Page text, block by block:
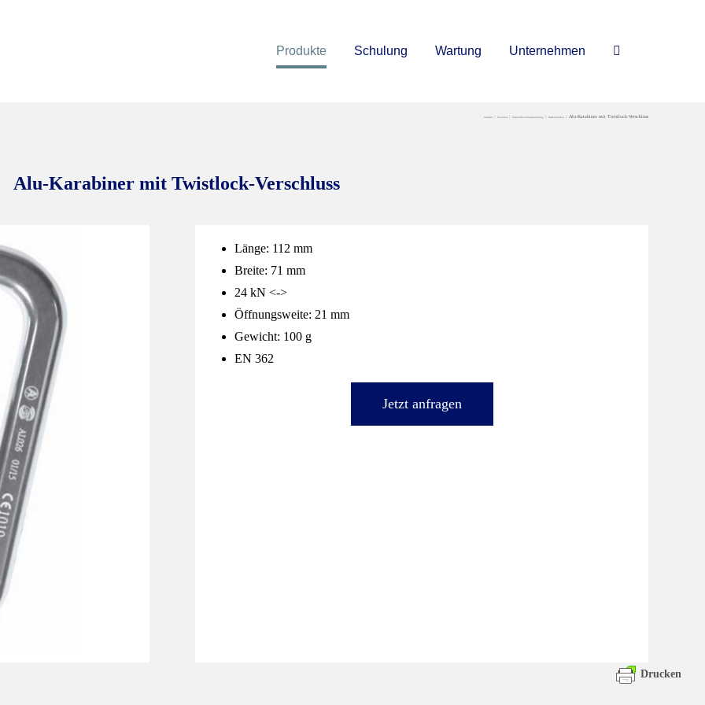
Produkte Schulung Wartung Unternehmen
Startseite Produkte Persönliche Schutzausrüstung Karabinerhaken Alu-Karabiner mit Twistlock-Verschluss
Alu-Karabiner mit Twistlock-Verschluss
Länge: 112 mm
Breite: 71 mm
24 kN <->
Öffnungsweite: 21 mm
Gewicht: 100 g
EN 362
Jetzt anfragen
Drucken